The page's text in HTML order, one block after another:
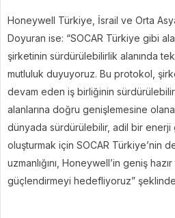
Honeywell Türkiye, İsrail ve Orta
Doyuran ise: “SOCAR Türkiye gibi
şirketinin sürdürülebilirlik alanında
mutluluk duyuyoruz. Bu protokol,
devam eden iş birliğinin
alanlarına doğru genişlemesine
dünyada sürdürülebilir, adil bir
oluşturmak için SOCAR Türkiye’nin
uzmanlığını, Honeywell’in geniş
güçlendirmeyi hedefliyoruz”